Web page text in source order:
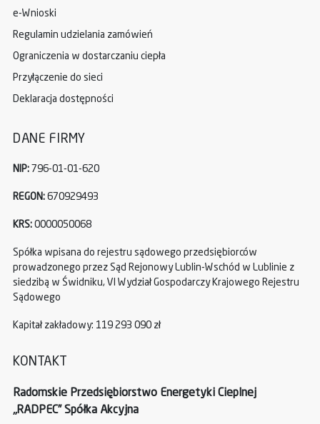
e-Wnioski
Regulamin udzielania zamówień
Ograniczenia w dostarczaniu ciepła
Przyłączenie do sieci
Deklaracja dostępności
DANE FIRMY
NIP: 796-01-01-620
REGON: 670929493
KRS: 0000050068
Spółka wpisana do rejestru sądowego przedsiębiorców
prowadzonego przez Sąd Rejonowy Lublin-Wschód w Lublinie z
siedzibą w Świdniku, VI Wydział Gospodarczy Krajowego Rejestru
Sądowego
Kapitał zakładowy: 119 293 090 zł
KONTAKT
Radomskie Przedsiębiorstwo Energetyki Cieplnej
„RADPEC” Spółka Akcyjna